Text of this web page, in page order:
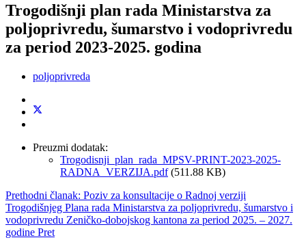
Trogodišnji plan rada Ministarstva za
poljoprivredu, šumarstvo i vodoprivredu
za period 2023-2025. godina
poljoprivreda
Preuzmi dodatak:
Trogodisnji_plan_rada_MPSV-PRINT-2023-2025-
RADNA_VERZIJA.pdf(511.88 KB)
Prethodni članak: Poziv za konsultacije o Radnoj verziji
Trogodišnjeg Plana rada Ministarstva za poljoprivredu, šumarstvo i
vodoprivredu Zeničko-dobojskog kantona za period 2025. – 2027.
godine Pret